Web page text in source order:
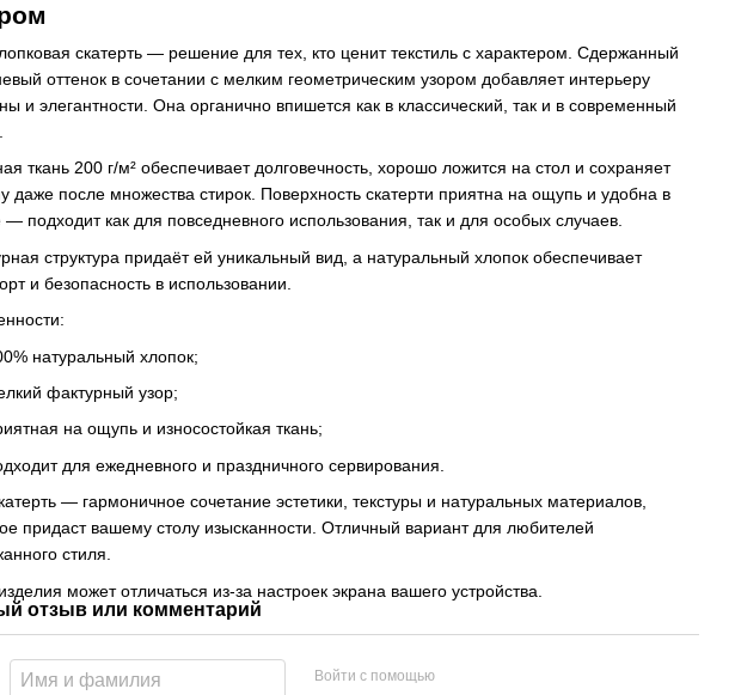
скатерть — решение для тех, кто ценит текстиль с характером. Сдержанный
оттенок в сочетании с мелким геометрическим узором добавляет интерьеру
и элегантности. Она органично впишется как в классический, так и в современный
ткань 200 г/м² обеспечивает долговечность, хорошо ложится на стол и сохраняет
даже после множества стирок. Поверхность скатерти приятна на ощупь и удобна в
— подходит как для повседневного использования, так и для особых случаев.
структура придаёт ей уникальный вид, а натуральный хлопок обеспечивает
и безопасность в использовании.
натуральный хлопок;
фактурный узор;
на ощупь и износостойкая ткань;
для ежедневного и праздничного сервирования.
— гармоничное сочетание эстетики, текстуры и натуральных материалов,
придаст вашему столу изысканности. Отличный вариант для любителей
стиля.
может отличаться из-за настроек экрана вашего устройства.
отзыв или комментарий
Войти с помощью